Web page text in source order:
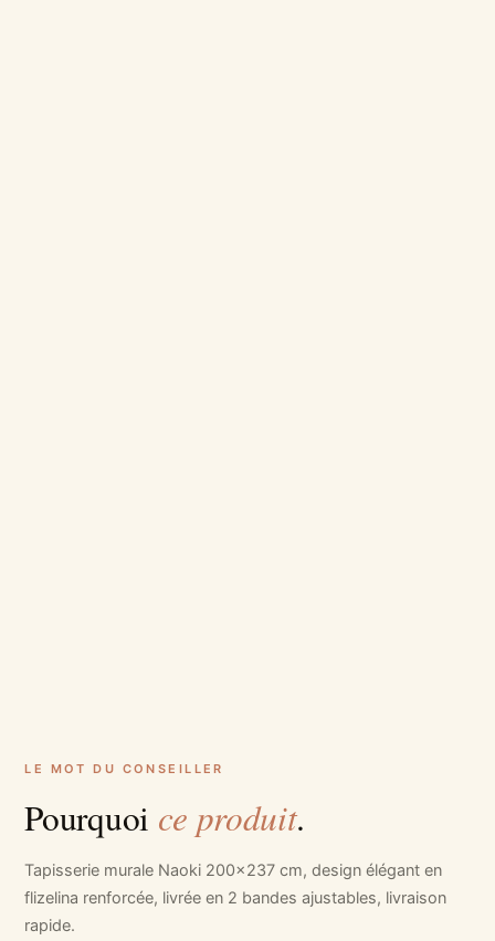
LE MOT DU CONSEILLER
Pourquoi ce produit.
Tapisserie murale Naoki 200x237 cm, design élégant en
flizelina renforcée, livrée en 2 bandes ajustables, livraison
rapide.